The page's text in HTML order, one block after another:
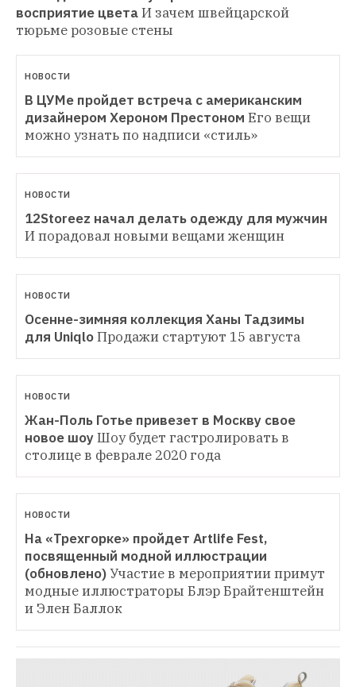
восприятие цветаИ зачем швейцарской
тюрьме розовые стены
НОВОСТИ
В ЦУМе пройдет встреча с американским
дизайнером Хероном Престоном Его вещи
можно узнать по надписи «стиль»
НОВОСТИ
12Storeez начал делать одежду для мужчин
И порадовал новыми вещами женщин
НОВОСТИ
Осенне-зимняя коллекция Ханы Тадзимы
для UniqloПродажи стартуют 15 августа
НОВОСТИ
Жан-Поль Готье привезет в Москву свое
новое шоуШоу будет гастролировать в
столице в феврале 2020 года
НОВОСТИ
На «Трехгорке» пройдет Artlife Fest,
посвященный модной иллюстрации
(обновлено)Участие в мероприятии примут
модные иллюстраторы Блэр Брайтенштейн
и Элен Баллок